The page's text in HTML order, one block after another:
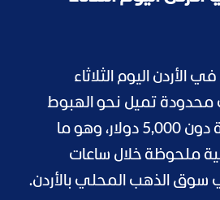
الأردن اليوم الثلاثاء
تغيرات محدودة تميل نحو الهبوط
بفعل تداول الأونصة دون 5,000 دولار، وهو ما
ملحوظة خلال ساعات
سوق الذهب المحلي بالأردن.